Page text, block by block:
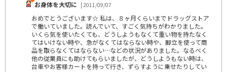
お身体を大切に | 2011/09/07
おめでとうございます☆ 私は、８ヶ月くらいまでドラッグストア
で働いていました。読んでいて、すごく気持ちがわかりました。
いくら気を使いたくても、どうしようもなくて重い物を持たなく
てはいけない時や、急がなくてはならない時や、脚立を使って商
品を取らなくてはならない…などの状況がありました。なるべく
他の従業員にも助けてもらいましたが、どうしようもない時は、
台車やお客様カートを持って行き、ずらすように乗せたりしてい